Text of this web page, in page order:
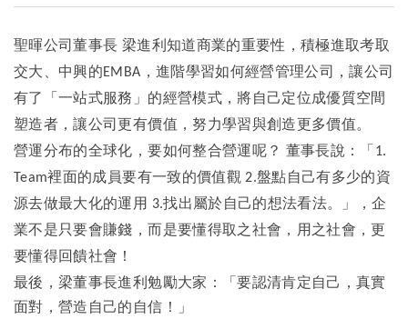
聖暉公司董事長 梁進利知道商業的重要性，積極進取考取
交大、中興的EMBA，進階學習如何經營管理公司，讓公司
有了「一站式服務」的經營模式，將自己定位成優質空間
塑造者，讓公司更有價值，努力學習與創造更多價值。
營運分布的全球化，要如何整合營運呢？ 董事長說：「1.
Team裡面的成員要有一致的價值觀 2.盤點自己有多少的資
源去做最大化的運用 3.找出屬於自己的想法看法。」，企
業不是只要會賺錢，而是要懂得取之社會，用之社會，更
要懂得回饋社會！
最後，梁董事長進利勉勵大家：「要認清肯定自己，真實
面對，營造自己的自信！」